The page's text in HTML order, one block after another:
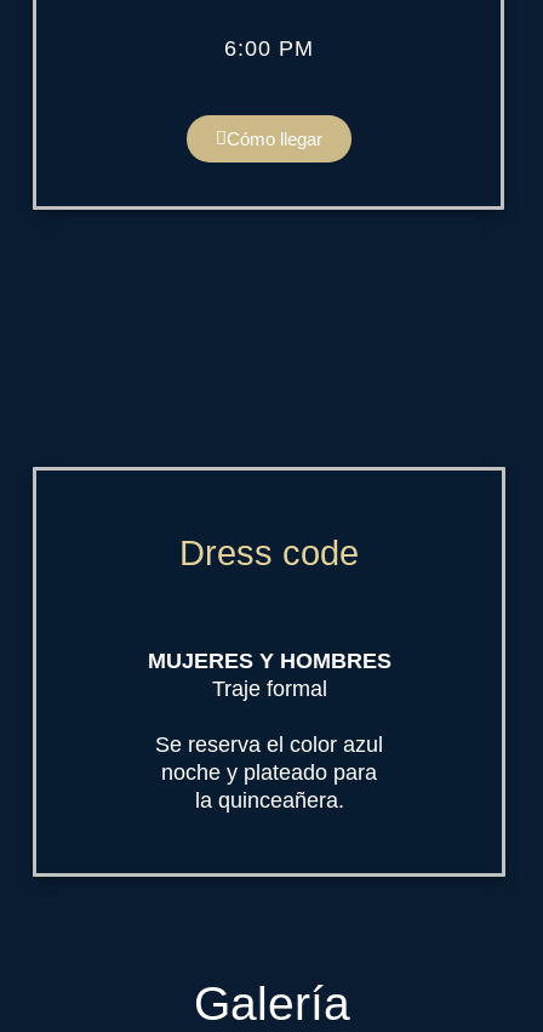
6:00 PM
Cómo llegar
Dress code
MUJERES Y HOMBRES
Traje formal
Se reserva el color azul
noche y plateado para
la quinceañera.
Galería